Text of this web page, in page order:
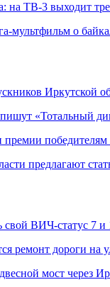
на ТВ-3 выходит
мультфильм о
Иркутской
«Тотальный
предлагают
свой ВИЧ-статус 7 и
ремонт дороги на
мост через